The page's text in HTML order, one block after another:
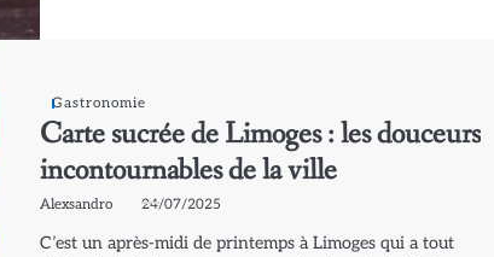
Gastronomie
Carte sucrée de Limoges : les douceurs
incontournables de la ville
Alexsandro 24/07/2025
C’est un après-midi de printemps à Limoges qui a tout